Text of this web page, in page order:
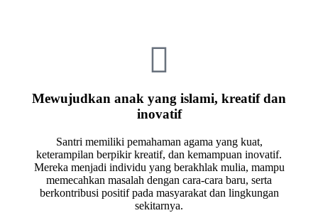
Mewujudkan anak yang islami, kreatif dan
inovatif
Santri memiliki pemahaman agama yang kuat,
keterampilan berpikir kreatif, dan kemampuan inovatif.
Mereka menjadi individu yang berakhlak mulia, mampu
memecahkan masalah dengan cara-cara baru, serta
berkontribusi positif pada masyarakat dan lingkungan
sekitarnya.